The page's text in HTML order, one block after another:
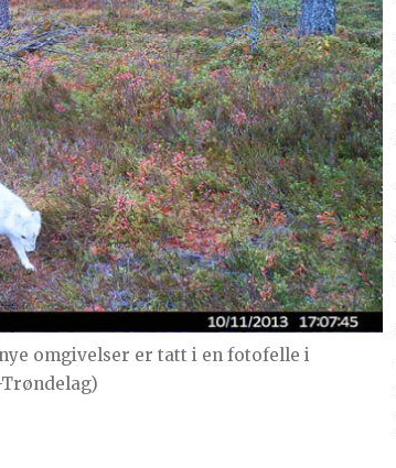
omgivelser er tatt i en fotofelle i